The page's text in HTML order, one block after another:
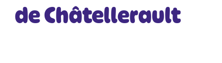
de Châtellerault